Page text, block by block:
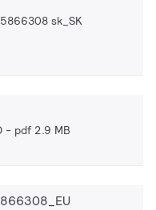
sk_SK
pdf 2.9 MB